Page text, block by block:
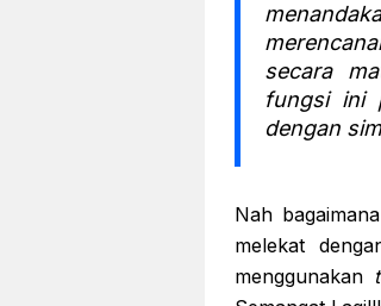
secara
fungsi ini
dengan
Nah
melekat
menggunakan